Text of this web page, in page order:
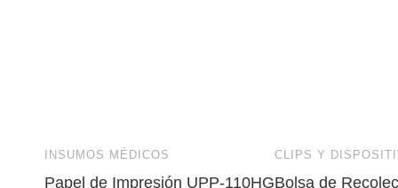
INSUMOS MÉDICOS
Papel de Impresión UPP-110HG
CLIPS Y
Bolsa de